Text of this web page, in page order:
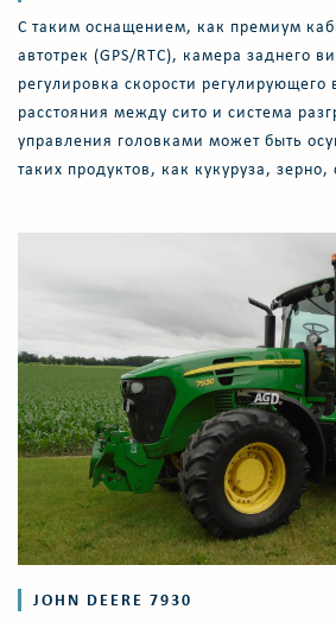
С таким оснащением, как премиум
автотрек (GPS/RTC), камера заднего
регулировка скорости регулирующего
расстояния между сито и система
управления головками может быть
таких продуктов, как кукуруза, зерно,
JOHN DEERE 7930